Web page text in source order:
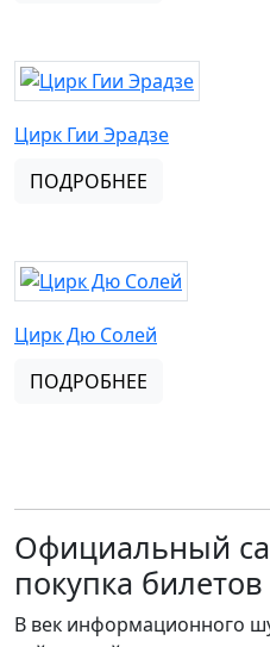
Цирк Гии Эрадзе
ПОДРОБНЕЕ
Цирк Дю Солей
ПОДРОБНЕЕ
Официальный
покупка билетов
В век информационного